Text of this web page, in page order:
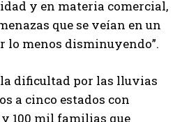
y en materia comercial,
que se veían en un
lo menos disminuyendo”.
dificultad por las lluvias
a cinco estados con
100 mil familias que